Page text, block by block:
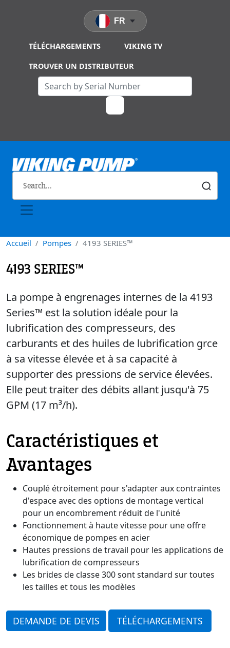
TÉLÉCHARGEMENTS VIKING TV
TROUVER UN DISTRIBUTEUR
FR
Accueil Pompes 4193 SERIES™
4193 SERIES™
La pompe à engrenages internes de la 4193
Series™ est la solution idéale pour la
lubrification des compresseurs, des
carburants et des huiles de lubrification grce
à sa vitesse élevée et à sa capacité à
supporter des pressions de service élevées.
Elle peut traiter des débits allant jusqu'à 75
GPM (17 m³/h).
Caractéristiques et
Avantages
Couplé étroitement pour s'adapter aux contraintes
d'espace avec des options de montage vertical
pour un encombrement réduit de l'unité
Fonctionnement à haute vitesse pour une offre
économique de pompes en acier
Hautes pressions de travail pour les applications de
lubrification de compresseurs
Les brides de classe 300 sont standard sur toutes
les tailles et tous les modèles
DEMANDE DE DEVIS TÉLÉCHARGEMENTS